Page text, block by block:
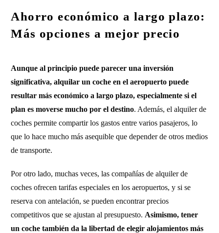
Ahorro económico a largo plazo:
Más opciones a mejor precio
Aunque al principio puede parecer una inversión
significativa, alquilar un coche en el aeropuerto puede
resultar más económico a largo plazo, especialmente si el
plan es moverse mucho por el destino. Además, el alquiler de
coches permite compartir los gastos entre varios pasajeros, lo
que lo hace mucho más asequible que depender de otros medios
de transporte.
Por otro lado, muchas veces, las compañías de alquiler de
coches ofrecen tarifas especiales en los aeropuertos, y si se
reserva con antelación, se pueden encontrar precios
competitivos que se ajustan al presupuesto. Asimismo, tener
un coche también da la libertad de elegir alojamientos más